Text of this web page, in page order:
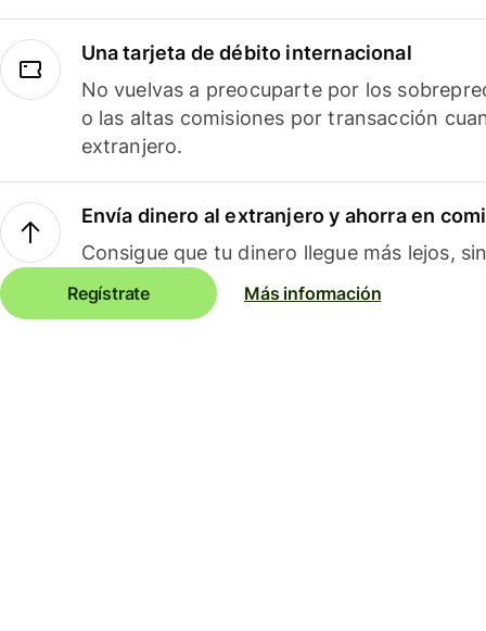
Una tarjeta de débito internacional
No vuelvas a preocuparte por los
o las altas comisiones por transacción
extranjero.
Envía dinero al extranjero y ahorra en
Consigue que tu dinero llegue más lejos,
Regístrate Más información